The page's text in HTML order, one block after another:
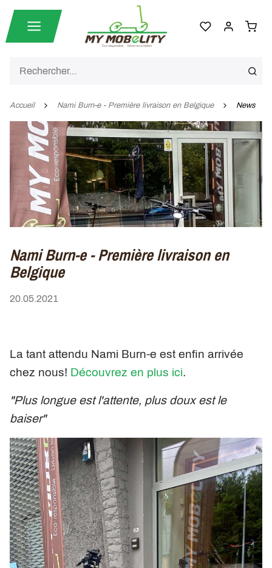
Accueil Nami Burn-e - Première livraison en Belgique News
Nami Burn-e - Première livraison en
Belgique
20.05.2021
La tant attendu Nami Burn-e est enfin arrivée
chez nous! Découvrez en plus ici.
"Plus longue est l'attente, plus doux est le
baiser"